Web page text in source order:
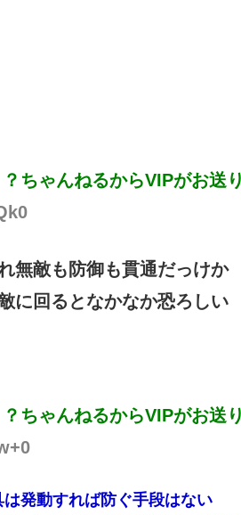
？ちゃんねるからVIPがお送
無敵も防御も貫通だっけか
に回るとなかなか恐ろしい
？ちゃんねるからVIPがお送
発動すれば防ぐ手段はない